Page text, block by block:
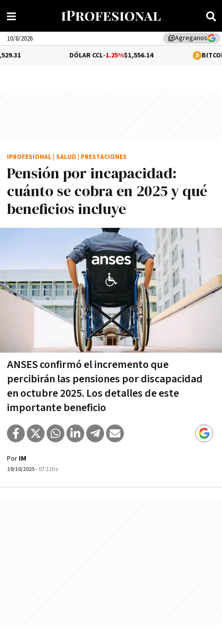
library_addAgreganos
10/8/2026
-1.25%$1,556.14 0.01%
Pensión por incapacidad:
cuánto se cobra en 2025 y qué
beneficios incluye
ANSES confirmó el incremento que
percibirán las pensiones por discapacidad
en octubre 2025. Los detalles de este
importante beneficio
IPROFESIONAL SALUD PRESTACIONES
Por IM
19/10/2025- 07:11hs